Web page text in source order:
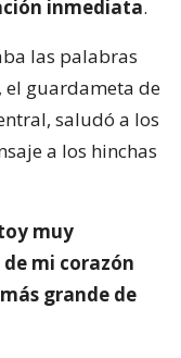
inmediata.
las palabras
, el guardameta de
saludó a los
a los hinchas
muy
mi corazón
grande de